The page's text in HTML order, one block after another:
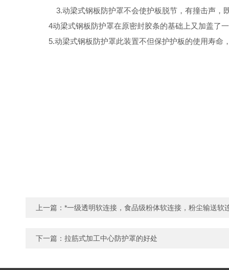
3.动梁式钢板防护罩不会使护板脱节，有撞击声
4动梁式钢板防护罩在原密封胶条的基础上又加盖
5.动梁式钢板防护罩此装置不但保护护板的使用寿命
上一篇： *一级透明软连接，食品级粉体软连接，粉尘输送软
下一篇： 拉筋式加工中心防护罩的好处